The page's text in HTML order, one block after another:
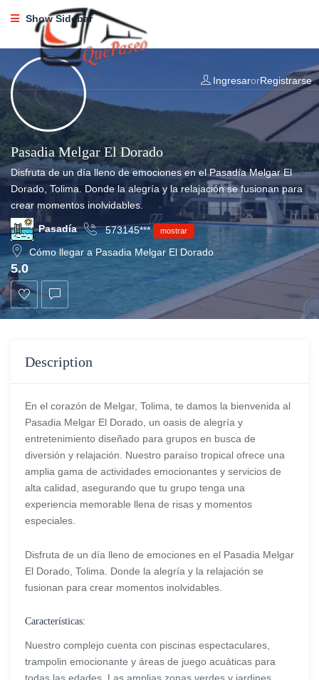
IngresarorRegistrarse
Show Sidebar
Pasadia Melgar El Dorado
Disfruta de un día lleno de emociones en el Pasadía Melgar El
Dorado, Tolima. Donde la alegría y la relajación se fusionan para
crear momentos inolvidables.
Pasadía 573145*** mostrar
Cómo llegar a Pasadia Melgar El Dorado
5.0
Description
En el corazón de Melgar, Tolima, te damos la bienvenida al
Pasadia Melgar El Dorado, un oasis de alegría y
entretenimiento diseñado para grupos en busca de
diversión y relajación. Nuestro paraíso tropical ofrece una
amplia gama de actividades emocionantes y servicios de
alta calidad, asegurando que tu grupo tenga una
experiencia memorable llena de risas y momentos
especiales.
Disfruta de un día lleno de emociones en el Pasadia Melgar
El Dorado, Tolima. Donde la alegría y la relajación se
fusionan para crear momentos inolvidables.
Características:
Nuestro complejo cuenta con piscinas espectaculares,
trampolin emocionante y áreas de juego acuáticas para
todas las edades. Las amplias zonas verdes y jardines